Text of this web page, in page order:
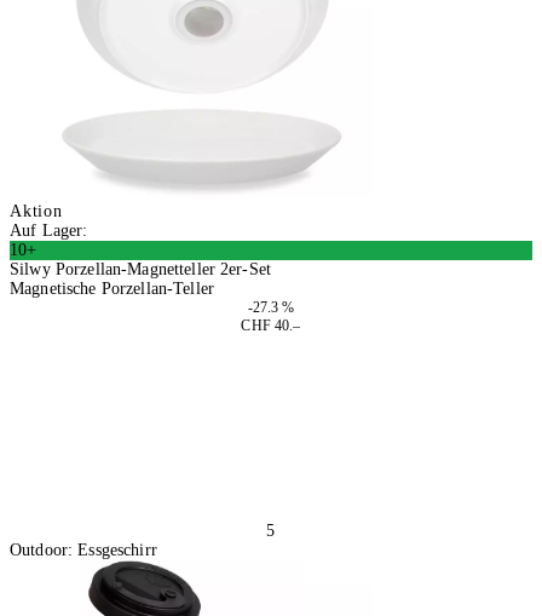
Aktion
Auf Lager:
10+
Silwy Porzellan-Magnetteller 2er-Set
Magnetische Porzellan-Teller
-27.3 %
CHF 40.–
5
Outdoor: Essgeschirr